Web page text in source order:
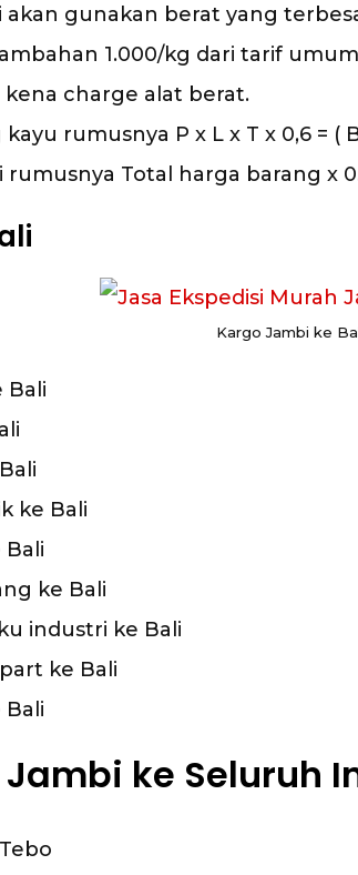
akan gunakan berat yang
1.000/kg dari tarif
charge alat berat.
rumusnya P x L x T x 0,6 = (
Total harga barang x
Kargo Jambi ke
Bali
ke Bali
Bali
ke Bali
industri ke Bali
ke Bali
ke Seluruh